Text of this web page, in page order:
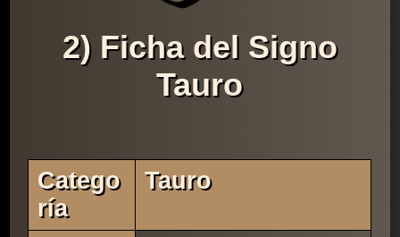
2) Ficha del Signo
Tauro
Catego
Ría
Tauro